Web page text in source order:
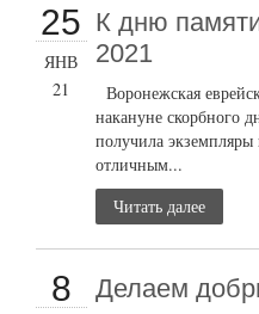
25
ЯНВ
21
К дню
2021
Воронежская
накануне скорбного
получила
отличным...
Читать далее
8 Делаем